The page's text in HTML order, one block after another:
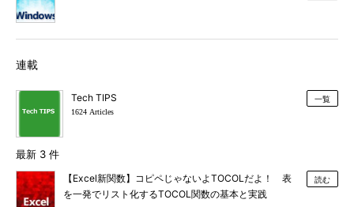
連載
Tech TIPS
1624 Articles
一覧
最新 3 件
【Excel新関数】コピペじゃないよTOCOLだよ！ 表
を一発でリスト化するTOCOL関数の基本と実践
読む